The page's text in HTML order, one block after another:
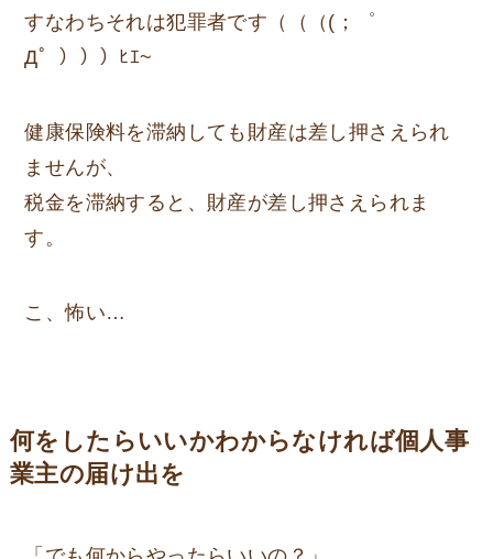
すなわちそれは犯罪者です（（（(；゜
Д゜）））ﾋｴ~
健康保険料を滞納しても財産は差し押さえられ
ませんが、
税金を滞納すると、財産が差し押さえられま
す。
こ、怖い…
何をしたらいいかわからなければ個人事
業主の届け出を